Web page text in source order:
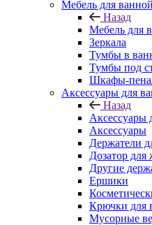
Мебель для
Назад
Мебель для
Зеркала
Тумбы в
Тумбы под
Шкафы-
Аксессуары для
Назад
Аксессуары
Аксессуары
Держатели
Дозатор
Другие
Ершики
Крючки для
Мусорные